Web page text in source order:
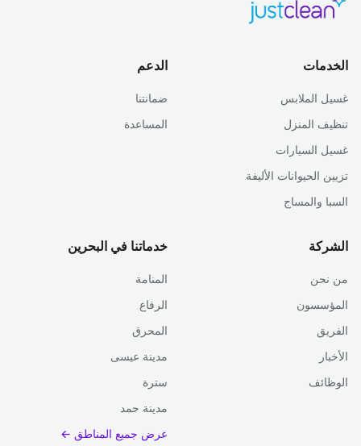
الخدمات
غسيل الملابس
تنظيف المنزل
غسيل السيارات
تزيين الحيوانات الأليفة
السبا والمساج
الدعم
ضمانتنا
المساعدة
الشركة
من نحن
المؤسسون
الفريق
الأخبار
الوظائف
خدماتنا في البحرين
المنامة
الرفاع
المحرق
مدينة عيسى
سترة
مدينة حمد
عرض جميع المناطق ←